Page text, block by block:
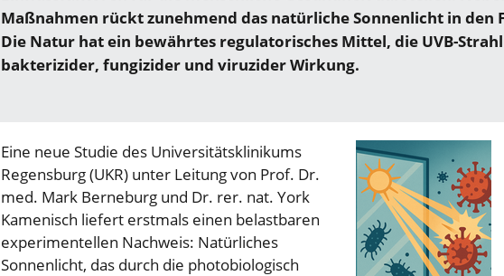
Maßnahmen rückt zunehmend das natürliche Sonnenlicht in den
Die Natur hat ein bewährtes regulatorisches Mittel, die UVB-
bakterizider, fungizider und viruzider Wirkung.
Eine neue Studie des Universitätsklinikums
Regensburg (UKR) unter Leitung von Prof. Dr.
med. Mark Berneburg und Dr. rer. nat. York
Kamenisch liefert erstmals einen belastbaren
experimentellen Nachweis: Natürliches
Sonnenlicht, das durch die photobiologisch